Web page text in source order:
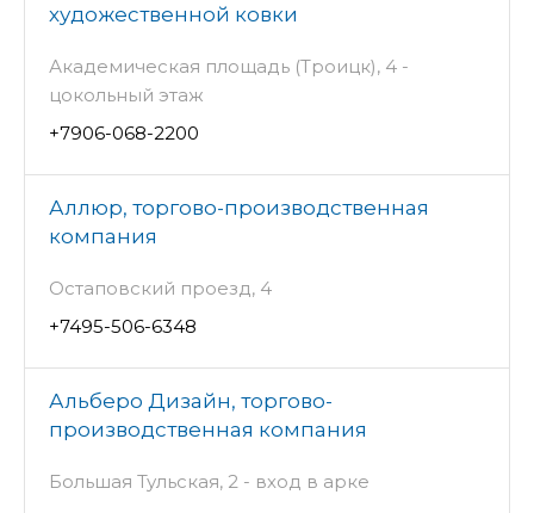
художественной ковки
Академическая площадь (Троицк), 4 -
цокольный этаж
+7906-068-2200
Аллюр, торгово-производственная
компания
Остаповский проезд, 4
+7495-506-6348
Альберо Дизайн, торгово-
производственная компания
Большая Тульская, 2 - вход в арке